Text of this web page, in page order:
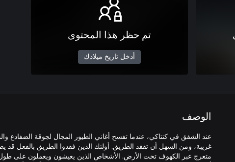
تم حظر هذا المحتوى
أدخل تاريخ ميلادك
الوصف
عند الشفق في كنتاكي، عندما تفسح أغاني الطيور المجال لجوقة الضفادع
غريبة، ومن السهل أن تفقد الطريق. أولئك الذين فقدوا الطريق بالفعل
متعرج عبر الكهوف تحت الأرض. الأشخاص الذين يعيشون ويعملون على